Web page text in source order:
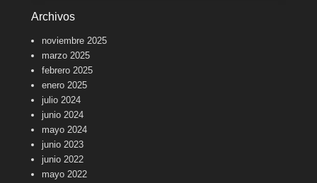
Archivos
noviembre 2025
marzo 2025
febrero 2025
enero 2025
julio 2024
junio 2024
mayo 2024
junio 2023
junio 2022
mayo 2022